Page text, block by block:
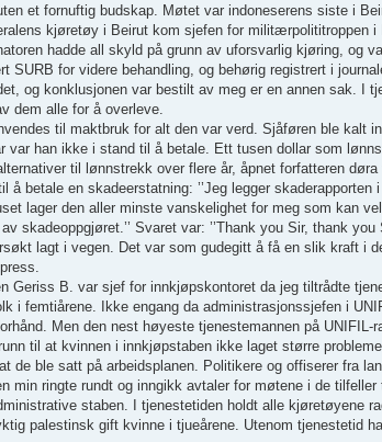
et fornuftig budskap. Møtet var indoneserens siste i
kjøretøy i Beirut kom sjefen for militærpolititroppen
hadde all skyld på grunn av uforsvarlig kjøring, og
SURB for videre behandling, og behørig registrert i
og konklusjonen var bestilt av meg er en annen sak. I
dem alle for å overleve.
til maktbruk for alt den var verd. Sjåføren ble kalt
var han ikke i stand til å betale. Ett tusen dollar som
til lønnstrekk over flere år, åpnet forfatteren
betale en skadeerstatning: ’’Jeg legger
lager den aller minste vanskelighet for meg som kan
skadeoppgjøret.’’ Svaret var: ’’Thank you Sir, thank
lagt i vegen. Det var som gudegitt å få en slik kraft i
Geriss B. var sjef for innkjøpskontoret da jeg tiltrådte
i femtiårene. Ikke engang da administrasjonssjefen i
Men den nest høyeste tjenestemannen på UNIFIL-
til at kvinnen i innkjøpstaben ikke laget større
de ble satt på arbeidsplanen. Politikere og offiserer fra
min ringte rundt og inngikk avtaler for møtene i de
staben. I tjenestetiden holdt alle kjøretøyene
palestinsk gift kvinne i tjueårene. Utenom tjenestetid